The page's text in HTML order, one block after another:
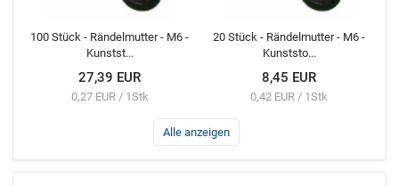
100 Stück - Rändelmutter - M6 -
Kunstst...
27,39 EUR
0,27 EUR / 1Stk
20 Stück - Rändelmutter - M6 -
Kunststo...
8,45 EUR
0,42 EUR / 1Stk
Alle anzeigen